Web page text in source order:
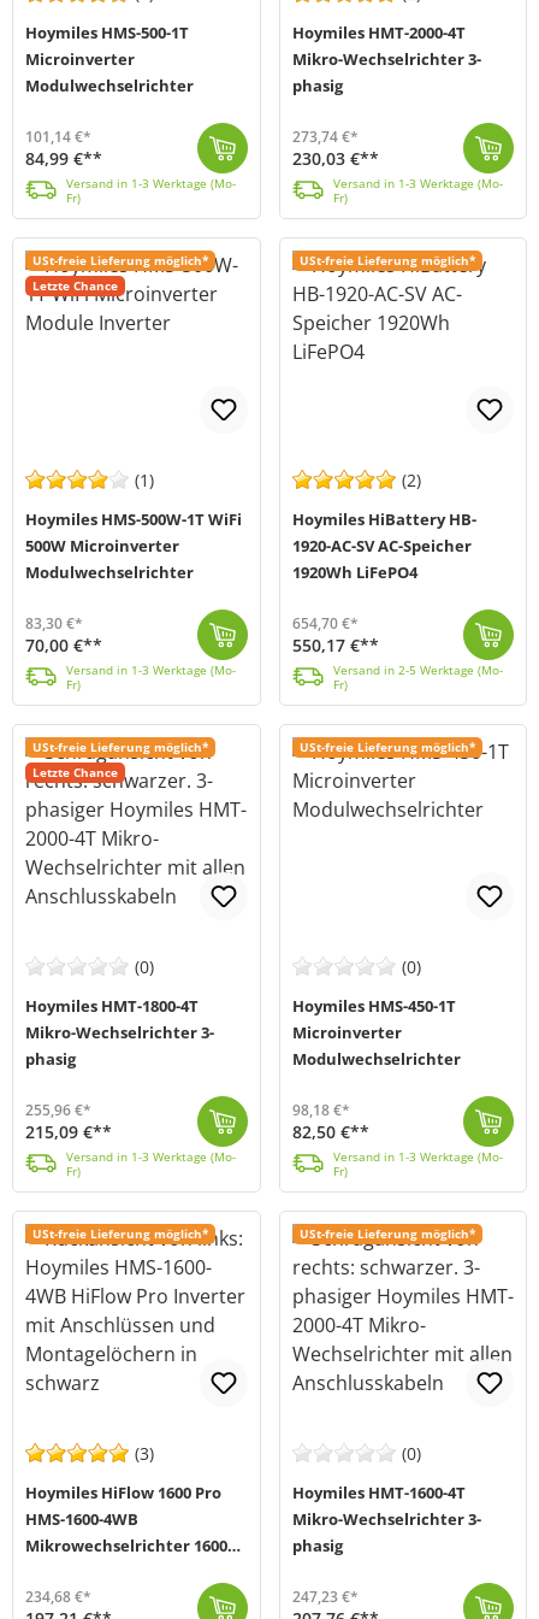
Hoymiles HMS-500-1T
Microinverter
Modulwechselrichter
101,14 €*
84,99 €**
Versand in 1-3 Werktage (Mo-
Fr)
Hoymiles HMT-2000-4T
Mikro-Wechselrichter 3-
phasig
273,74 €*
230,03 €**
Versand in 1-3 Werktage (Mo-
Fr)
USt-freie Lieferung möglich*
Letzte Chance
(1)
Hoymiles HMS-500W-1T WiFi
500W Microinverter
Modulwechselrichter
83,30 €*
70,00 €**
Versand in 1-3 Werktage (Mo-
Fr)
USt-freie Lieferung möglich*
(2)
Hoymiles HiBattery HB-
1920-AC-SV AC-Speicher
1920Wh LiFePO4
654,70 €*
550,17 €**
Versand in 2-5 Werktage (Mo-
Fr)
USt-freie Lieferung möglich*
Letzte Chance
(0)
Hoymiles HMT-1800-4T
Mikro-Wechselrichter 3-
phasig
255,96 €*
215,09 €**
Versand in 1-3 Werktage (Mo-
Fr)
USt-freie Lieferung möglich*
(0)
Hoymiles HMS-450-1T
Microinverter
Modulwechselrichter
98,18 €*
82,50 €**
Versand in 1-3 Werktage (Mo-
Fr)
USt-freie Lieferung möglich*
(3)
Hoymiles HiFlow 1600 Pro
HMS-1600-4WB
Mikrowechselrichter 1600W
234,68 €*
USt-freie Lieferung möglich*
(0)
Hoymiles HMT-1600-4T
Mikro-Wechselrichter 3-
phasig
247,23 €*